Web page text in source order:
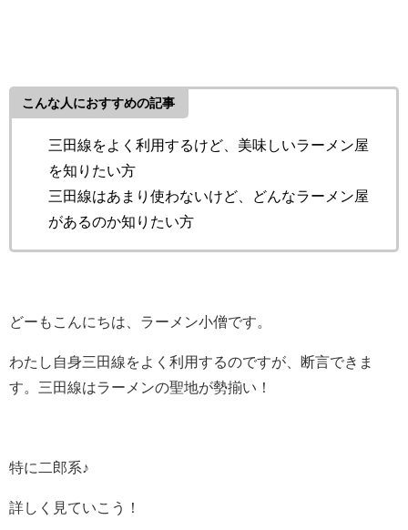
こんな人におすすめの記事
三田線をよく利用するけど、美味しいラーメン屋
を知りたい方
三田線はあまり使わないけど、どんなラーメン屋
があるのか知りたい方
どーもこんにちは、ラーメン小僧です。
わたし自身三田線をよく利用するのですが、断言できま
す。三田線はラーメンの聖地が勢揃い！
特に二郎系♪
詳しく見ていこう！